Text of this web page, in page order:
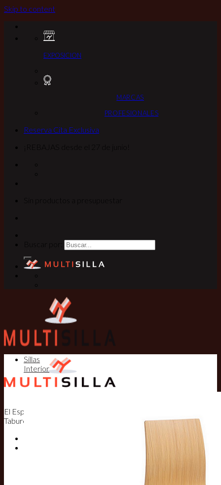
Skip to content
EXPOSICION
MARCAS
PROFESIONALES
Reserva Cita Exclusiva
El Especialista en Sillas, Mesas y
Taburetes
Sillas
Interior